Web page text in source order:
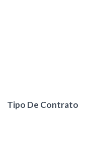
Tipo De Contrato